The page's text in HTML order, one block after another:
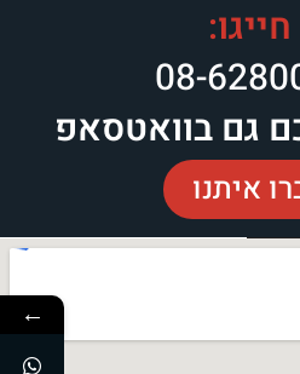
08-
גם בוואטסאפ
איתנו
←